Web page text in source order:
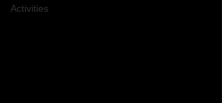
Activities